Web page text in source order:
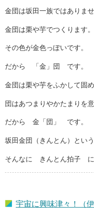
金団は坂田一族ではありませ
金団は栗や芋でつくります。
その色が金色っぽいです。
だから 「金」団 です。
金団は栗や芋をふかして固め
団はあつまりやかたまりを意
だから 金「団」 です。
坂田金団（きんとん）とい
そんなに きんとん拍子 に
宇宙に興味津々！（伊